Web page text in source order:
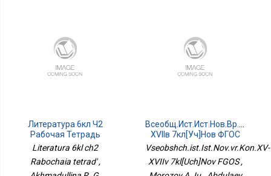
Литература 6кл Ч2
Рабочая Тетрадь
Literatura 6kl ch2
Rabochaia tetrad' ,
Всеобщ.ист.Ист.Нов.вр.Кон.XV-
XVIIв 7кл[Уч]Нов ФГОС
Vseobshch.ist.Ist.Nov.vr.Kon.XV-
XVIIv 7kl[Uch]Nov FGOS ,